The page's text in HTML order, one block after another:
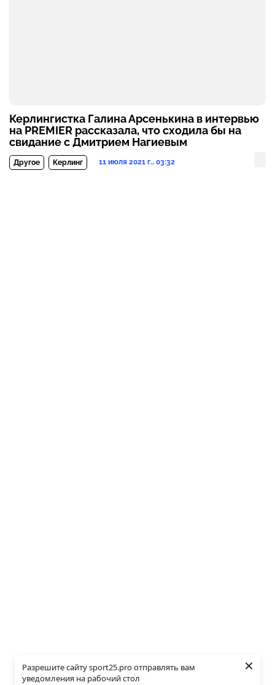
Разрешите сайту sport25.pro отправлять вам
уведомления на рабочий стол
×
Керлингистка Галина Арсенькина в интервью
на PREMIER рассказала, что сходила бы на
свидание с Дмитрием Нагиевым
Другое Керлинг 11 июля 2021 г., 03:32